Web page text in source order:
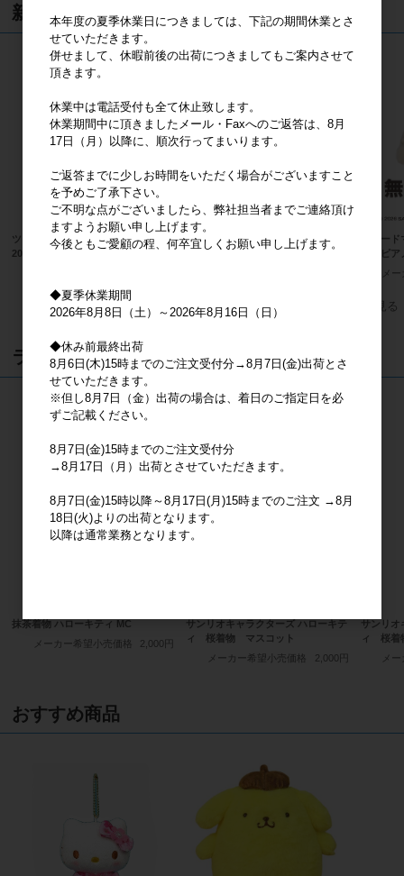
新着商品
ツイードマスコット BK クロミ
2026年11月発売
ツイードマスコット WH ハローキテ
ィ 2026年11月発売
ツイー
ートピ
メ
すべての新着商品を見る
ランキング
抹茶着物 ハローキティ MC
メーカー希望小売価格
2,000円
サンリオキャラクターズ ハローキテ
ィ 桜着物 マスコット
メーカー希望小売価格
2,000円
サンリオ
ィ 桜着
メ
おすすめ商品
本年度の夏季休業日につきましては、下記の期間休業とさ
せていただきます。
併せまして、休暇前後の出荷につきましてもご案内させて
頂きます。
休業中は電話受付も全て休止致します。
休業期間中に頂きましたメール・Faxへのご返答は、8月
17日（月）以降に、順次行ってまいります。
ご返答までに少しお時間をいただく場合がございますこと
を予めご了承下さい。
ご不明な点がございましたら、弊社担当者までご連絡頂け
ますようお願い申し上げます。
今後ともご愛顧の程、何卒宜しくお願い申し上げます。
◆夏季休業期間
2026年8月8日（土）～2026年8月16日（日）
◆休み前最終出荷
8月6日(木)15時までのご注文受付分→8月7日(金)出荷とさ
せていただきます。
※但し8月7日（金）出荷の場合は、着日のご指定日を必
ずご記載ください。
8月7日(金)15時までのご注文受付分
→8月17日（月）出荷とさせていただきます。
8月7日(金)15時以降～8月17日(月)15時までのご注文 →8月
18日(火)よりの出荷となります。
以降は通常業務となります。